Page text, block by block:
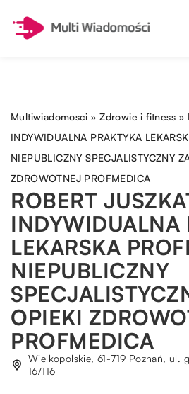
Multiwiadomosci »Zdrowie i fitness »
INDYWIDUALNA PRAKTYKA
NIEPUBLICZNY SPECJALISTYCZNY
ZDROWOTNEJ PROFMEDICA
ROBERT
INDYWIDUALNA
LEKARSKA
NIEPUBLICZNY
OPIEKI
PROFMEDICA
Wielkopolskie, 61-719 Poznań, ul.
16/116